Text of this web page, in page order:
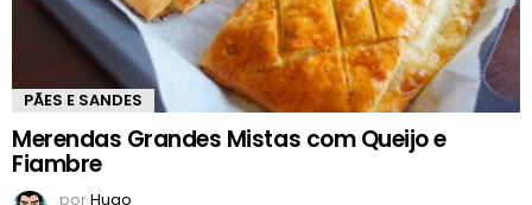
PÃES E SANDES
Merendas Grandes Mistas com Queijo e
Fiambre
porHugo